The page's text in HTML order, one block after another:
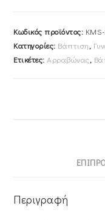
Οριζόντιο
Ένθετο
Κωδικός προϊόντος:
Κατηγορίες: Βάπτιση,
Ετικέτες: Αρραβώνας,
Περιγραφή